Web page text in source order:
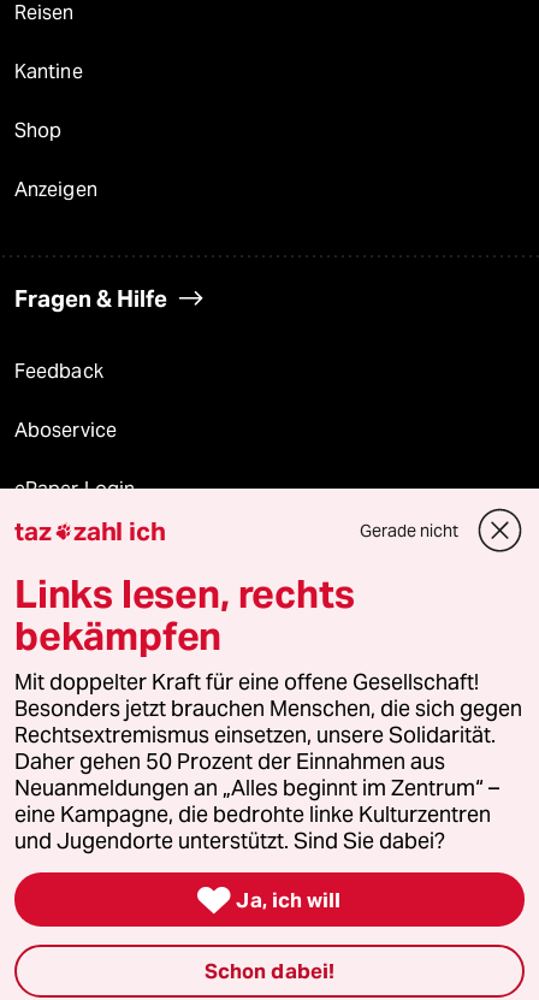
Reisen
Kantine
Shop
Anzeigen
Fragen & Hilfe
Feedback
Aboservice
ePaper Login
Downloads für Abonnierende
© 2026 taz Verlags und Vertriebs GmbH
Alle Rechte vorbehalten. Bei rechtlichen Fragen oder für Genehmigungen
wenden Sie sich bitte an
lizenzen@taz.de
Feedback Redaktionsstatut Kommune-Richtlinien
Leitlinie Informant Datenschutz Impressum AGB
Seitenwende Einwilligungen widerrufen (Ads)
taz zahl ich Gerade nicht
Links lesen, rechts
bekämpfen
Mit doppelter Kraft für eine offene Gesellschaft!
Besonders jetzt brauchen Menschen, die sich gegen
Rechtsextremismus einsetzen, unsere Solidarität.
Daher gehen 50 Prozent der Einnahmen aus
Neuanmeldungen an „Alles beginnt im Zentrum“ –
eine Kampagne, die bedrohte linke Kulturzentren
und Jugendorte unterstützt. Sind Sie dabei?
 Ja, ich will
Schon dabei!